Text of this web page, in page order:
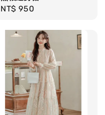
Regular
NT$ 950